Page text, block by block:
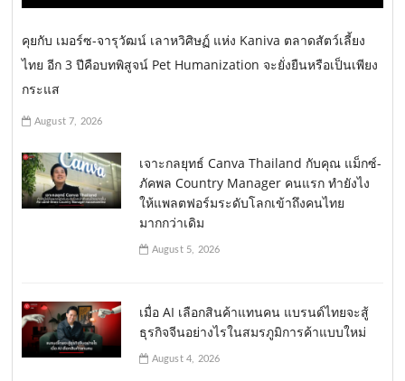
คุยกับ เมอร์ซ-จารุวัฒน์ เลาหวิศิษฏ์ แห่ง Kaniva ตลาดสัตว์เลี้ยง
ไทย อีก 3 ปีคือบทพิสูจน์ Pet Humanization จะยั่งยืนหรือเป็นเพียง
กระแส
August 7, 2026
เจาะกลยุทธ์ Canva Thailand กับคุณ แม็กซ์-
ภัคพล Country Manager คนแรก ทำยังไง
ให้แพลตฟอร์มระดับโลกเข้าถึงคนไทย
มากกว่าเดิม
August 5, 2026
เมื่อ AI เลือกสินค้าแทนคน แบรนด์ไทยจะสู้
ธุรกิจจีนอย่างไรในสมรภูมิการค้าแบบใหม่
August 4, 2026